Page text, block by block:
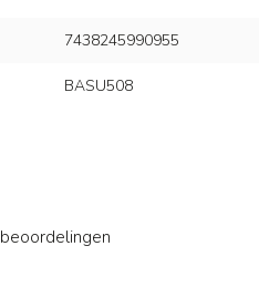
7438245990955
BASU508
beoordelingen